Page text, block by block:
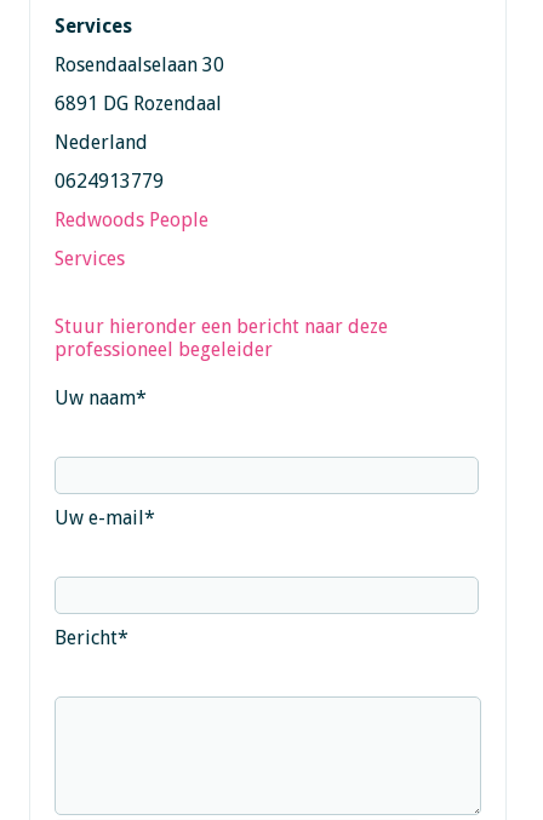
Services
Rosendaalselaan 30
6891 DG Rozendaal
Nederland
0624913779
Redwoods People
Services
Stuur hieronder een bericht naar deze
professioneel begeleider
Uw naam*
Uw e-mail*
Bericht*